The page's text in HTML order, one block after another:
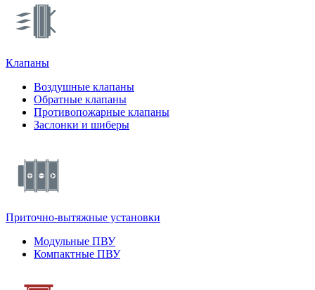
Клапаны
Воздушные клапаны
Обратные клапаны
Противопожарные клапаны
Заслонки и шиберы
Приточно-вытяжные установки
Модульные ПВУ
Компактные ПВУ